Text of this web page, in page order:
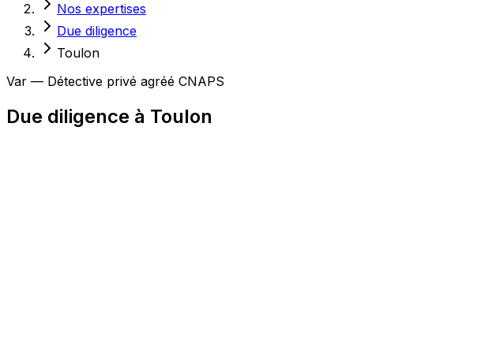
Nos expertises
Due diligence
Toulon
Var — Détective privé agréé CNAPS
Due diligence à Toulon